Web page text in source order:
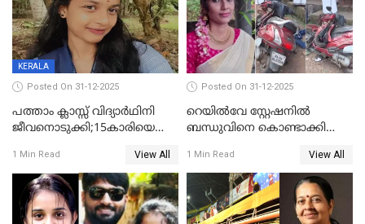
KERALA
Posted On 31-12-2025
പത്താം ക്ലാസ്സ് വിദ്യാര്‍ഥിനി
ജീവനൊടുക്കി;15കാരിയെ
കിടപ്പുമുറിയില്‍ തൂങ്ങി മരിച്ച
നിലയിൽ
1 Min Read View All
Posted On 31-12-2025
റെയിൽവേ സ്റ്റേഷനിൽ
ബന്ധുവിനെ കൊണ്ടാക്കി
ലോറി സ്കൂട്ടറിൽ ഇടിച്ചു :
യുവതിക്ക് ദാരുണാന്ത്യം
1 Min Read View All